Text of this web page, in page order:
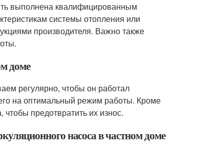
выполнена квалифицированным
системы отопления или
производителя. Важно также
доме
регулярно, чтобы он работал
на оптимальный режим работы. Кроме
чтобы предотвратить их износ.
насоса в частном доме